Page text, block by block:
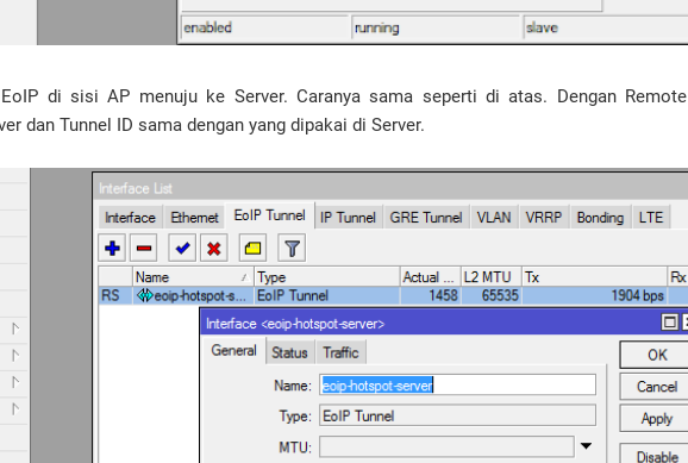
di sisi AP menuju ke Server. Caranya sama seperti di atas. Dengan Remote
dan Tunnel ID sama dengan yang dipakai di Server.